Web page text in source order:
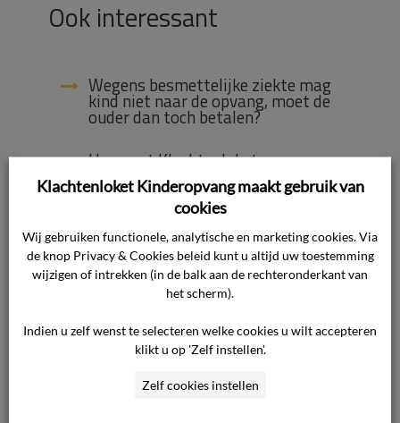
Ook interessant
Wegens besmettelijke ziekte mag
kind niet naar de opvang, moet de
ouder dan toch betalen?
Hoe gaat Klachtenloket
Kinderopvang om met mijn privacy?
Hoe kan ik eerdere uitspraken over
de meldcode bekijken?
Welke regels gelden er omtrent het
vaccineren van kinderen?
Mag een pedagogisch medewerker
insuline toedienen aan mijn kind op
Klachtenloket Kinderopvang maakt gebruik van
cookies
Wij gebruiken functionele, analytische en marketing cookies. Via
de knop Privacy & Cookies beleid kunt u altijd uw toestemming
wijzigen of intrekken (in de balk aan de rechteronderkant van
het scherm).
Indien u zelf wenst te selecteren welke cookies u wilt accepteren
klikt u op 'Zelf instellen'.
Zelf cookies instellen